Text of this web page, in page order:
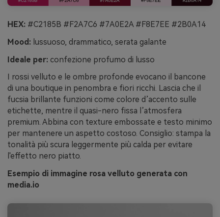
HEX: #C2185B #F2A7C6 #7A0E2A #F8E7EE #2B0A14
Mood: lussuoso, drammatico, serata galante
Ideale per: confezione profumo di lusso
I rossi velluto e le ombre profonde evocano il bancone
di una boutique in penombra e fiori ricchi. Lascia che il
fucsia brillante funzioni come colore d’accento sulle
etichette, mentre il quasi-nero fissa l’atmosfera
premium. Abbina con texture embossate e testo minimo
per mantenere un aspetto costoso. Consiglio: stampa la
tonalità più scura leggermente più calda per evitare
l'effetto nero piatto.
Esempio di immagine rosa velluto generata con
media.io